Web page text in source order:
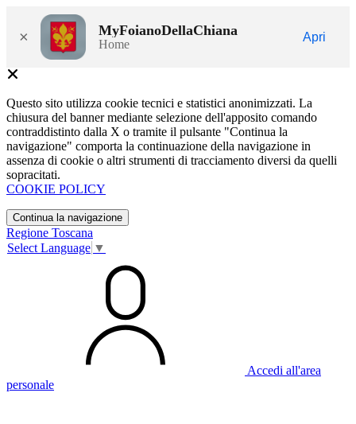
× MyFoianoDellaChiana
Home
Apri
Questo sito utilizza cookie tecnici e statistici anonimizzati. La
chiusura del banner mediante selezione dell'apposito comando
contraddistinto dalla X o tramite il pulsante "Continua la
navigazione" comporta la continuazione della navigazione in
assenza di cookie o altri strumenti di tracciamento diversi da quelli
sopracitati.
COOKIE POLICY
Continua la navigazione
Regione Toscana
Select Language ▼
Accedi all'area
personale